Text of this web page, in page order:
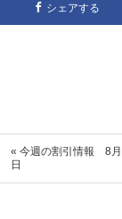
シェアする
« 今週の割引情報 8
日